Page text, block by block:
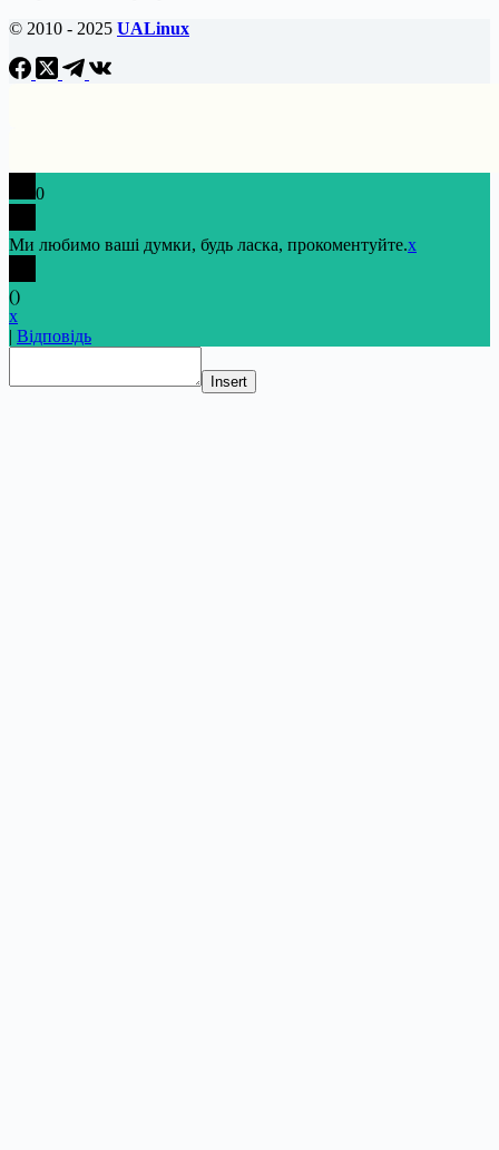
© 2010 - 2025 UALinux
0
Ми любимо ваші думки, будь ласка, прокоментуйте.x
()
x
| Відповідь
Insert